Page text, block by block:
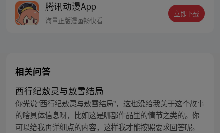
腾讯动漫App
海量正版漫画畅快看
立即下载
相关问答
西行纪敖灵与敖雪结局
你光说“西行纪敖灵与敖雪结局”，这也没给我关于这个故事
的啥具体信息呀，比如这是哪部作品里的情节之类的。你
可以给我再详细点的内容，这样我才能按照要求回答呢。